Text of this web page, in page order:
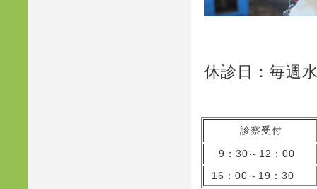
休診日：毎週
診察受付
9：30～12：00
16：00～19：30